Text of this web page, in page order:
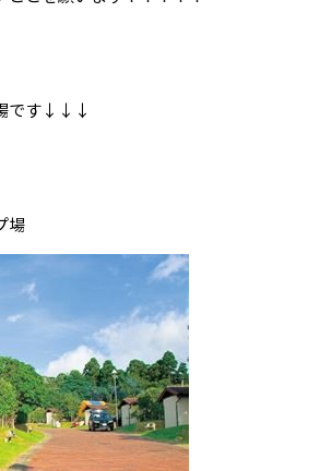
です↓↓↓
場